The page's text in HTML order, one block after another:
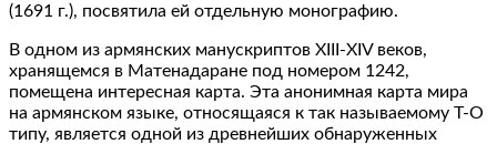
(1691 г.), посвятила ей отдельную монографию.
В одном из армянских манускриптов XIII-XIV веков,
хранящемся в Матенадаране под номером 1242,
помещена интересная карта. Эта анонимная карта мира
на армянском языке, относящаяся к так называемому Т-О
типу, является одной из древнейших обнаруженных